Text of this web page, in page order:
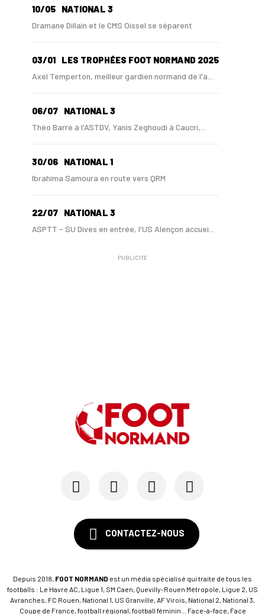
10/05 NATIONAL 3
Dramane Dillain et le CMS Oissel se séparent
03/01 LES TROPHÉES FOOT NORMAND 2025
Axel Temperton, meilleur gardien normand de l'a...
06/07 NATIONAL 3
Théo Barré à l'ASTDV, Yanis Zeghoudi à Caucri,...
30/06 NATIONAL 1
Ibrahima Samoura en route vers QRM
22/07 NATIONAL 3
ASPTT - SU Dives en entrée, l'US Alençon accuei...
NATIONAL 3
Théo Le Calvé à l'ASPTT, Benjamin Beaufils à l'...
PUBLICITÉ
CONTACTEZ-NOUS
Depuis 2018, FOOT NORMAND est un média spécialisé qui traite de tous les
footballs : Le Havre AC, Ligue 1, SM Caen, Quevilly-Rouen Métropole, Ligue 2, US
Avranches, FC Rouen, National 1, US Granville, AF Virois, National 2, National 3,
Coupe de France, football régional, football féminin... Face-à-face, Face